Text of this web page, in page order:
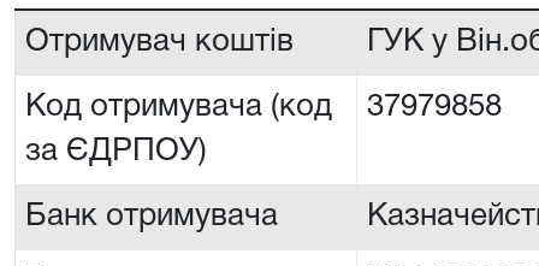
Отримувач коштів ГУК у
Код отримувача (код
за ЄДРПОУ)
37979858
Банк отримувача